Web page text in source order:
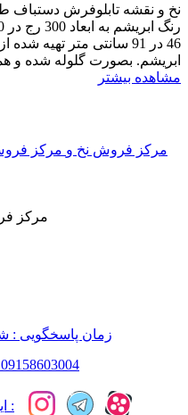
46 در 91 سانتی متر تهیه
ابریشم. بصورت گلوله شده و
مشاهده بیشتر
مرکز فروش نخ و
مرکز
زمان پاسخگویی : شنبه
09158603004
ایفرش در شبکه های اجتماعی :